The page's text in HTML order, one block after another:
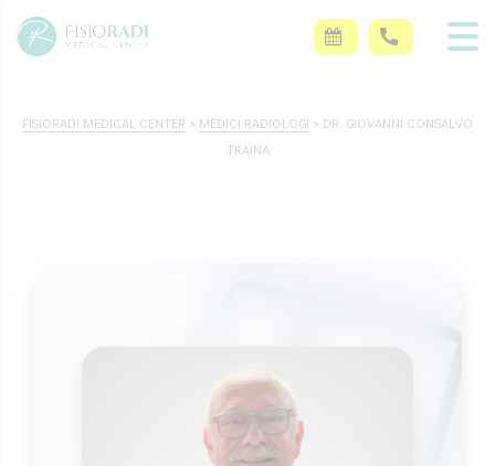
FISIORADI MEDICAL CENTER > MEDICI RADIOLOGI > DR. GIOVANNI CONSALVO
TRAINA